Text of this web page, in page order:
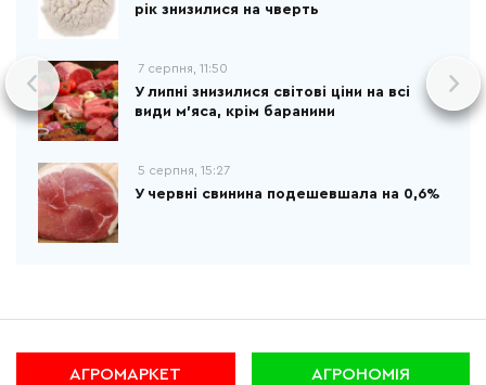
рік знизилися на чверть
7 серпня, 11:50
У липні знизилися світові ціни на всі
види м'яса, крім баранини
5 серпня, 15:27
У червні свинина подешевшала на 0,6%
АГРОМАРКЕТ АГРОНОМІЯ